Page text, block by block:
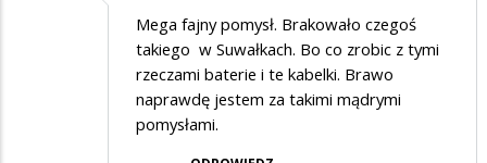
Mega fajny pomysł. Brakowało czegoś
takiego w Suwałkach. Bo co zrobic z tymi
rzeczami baterie i te kabelki. Brawo
naprawdę jestem za takimi mądrymi
pomysłami.